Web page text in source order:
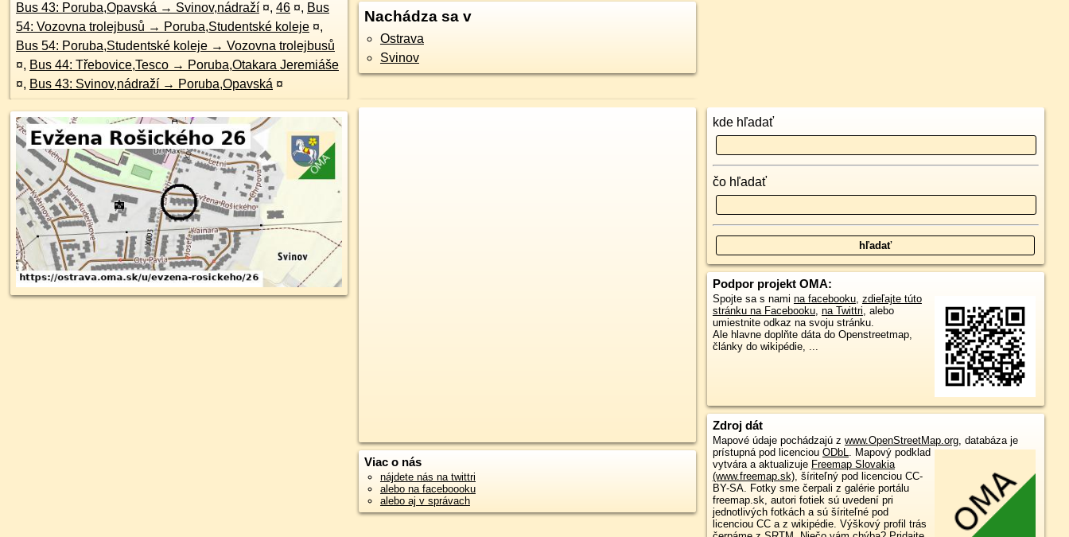
Bus 43: Poruba,Opavská → Svinov,nádraží ¤, 46 ¤, Bus
54: Vozovna trolejbusů → Poruba,Studentské koleje ¤,
Bus 54: Poruba,Studentské koleje → Vozovna trolejbusů
¤, Bus 44: Třebovice,Tesco → Poruba,Otakara Jeremiáše
¤, Bus 43: Svinov,nádraží → Poruba,Opavská ¤
Nachádza sa v
Ostrava
Svinov
Viac o nás
nájdete nás na twittri
alebo na faceboooku
alebo aj v správach
kde hľadať
čo hľadať
Podpor projekt OMA:
Spojte sa s nami na facebooku, zdieľajte túto
stránku na Facebooku, na Twittri, alebo
umiestnite odkaz na svoju stránku.
Ale hlavne doplňte dáta do Openstreetmap,
články do wikipédie, ...
Zdroj dát
Mapové údaje pochádzajú z www.OpenStreetMap.org, databáza je
prístupná pod licenciou ODbL. Mapový podklad
vytvára a aktualizuje Freemap Slovakia
(www.freemap.sk), šíriteľný pod licenciou CC-
BY-SA. Fotky sme čerpali z galérie portálu
freemap.sk, autori fotiek sú uvedení pri
jednotlivých fotkách a sú šíriteľné pod
licenciou CC a z wikipédie. Výškový profil trás